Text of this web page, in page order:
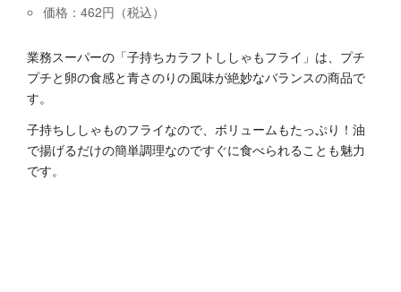
価格：462円（税込）
業務スーパーの「子持ちカラフトししゃもフライ」は、プチ
プチと卵の食感と青さのりの風味が絶妙なバランスの商品で
す。
子持ちししゃものフライなので、ボリュームもたっぷり！油
で揚げるだけの簡単調理なのですぐに食べられることも魅力
です。